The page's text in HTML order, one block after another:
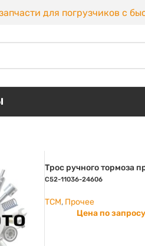
для погрузчиков с
Трос ручного тормоза
C52-11036-24606
TCM, Прочее
Цена по запросу